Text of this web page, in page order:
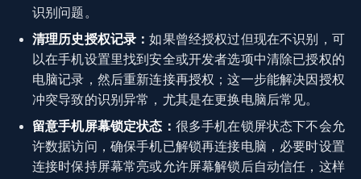
识别问题。
清理历史授权记录：如果曾经授权过但现在不识别，可
以在手机设置里找到安全或开发者选项中清除已授权的
电脑记录，然后重新连接再授权；这一步能解决因授权
冲突导致的识别异常，尤其是在更换电脑后常见。
留意手机屏幕锁定状态： 很多手机在锁屏状态下不会允
许数据访问，确保手机已解锁再连接电脑，必要时设置
连接时保持屏幕常亮或允许屏幕解锁后自动信任，这样